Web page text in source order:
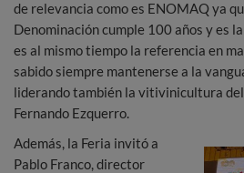
de relevancia como es ENOMAQ ya
Denominación cumple 100 años y es
es al mismo tiempo la referencia en
sabido siempre mantenerse a la
liderando también la vitivinicultura del
Fernando Ezquerro.
Además, la Feria invitó a
Pablo Franco, director